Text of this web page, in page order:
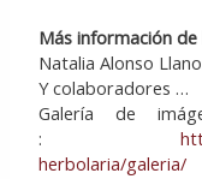
Más información
Natalia Alonso
Y colaboradores …
Galería de
:
herbolaria/galeria/